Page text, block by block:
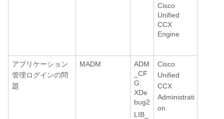
Cisco
Unified
CCX
Engine
アプリケーション
管理ログインの問
題
MADM
ADM
_CF
G:
XDe
bug2
LIB_
Cisco
Unified
CCX
Administrati
on